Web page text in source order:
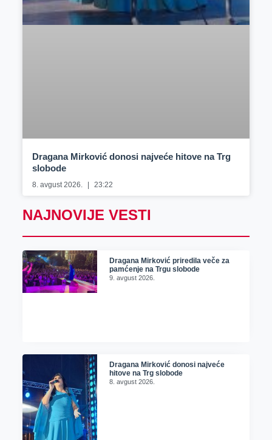
Dragana Mirković donosi najveće hitove na Trg
slobode
8. avgust 2026. 23:22
NAJNOVIJE VESTI
Dragana Mirković priredila veče za
pamćenje na Trgu slobode
9. avgust 2026.
Dragana Mirković donosi najveće
hitove na Trg slobode
8. avgust 2026.